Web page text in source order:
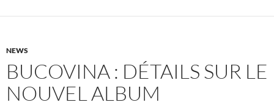
NEWS
BUCOVINA : DÉTAILS SUR LE
NOUVEL ALBUM